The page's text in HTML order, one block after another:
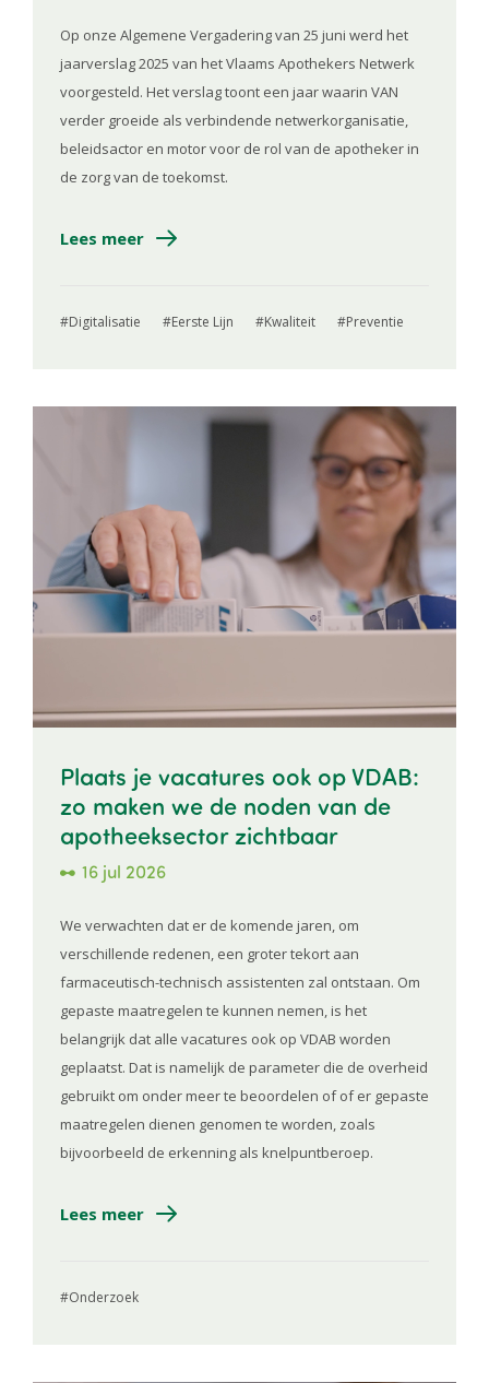
Op onze Algemene Vergadering van 25 juni werd het
jaarverslag 2025 van het Vlaams Apothekers Netwerk
voorgesteld. Het verslag toont een jaar waarin VAN
verder groeide als verbindende netwerkorganisatie,
beleidsactor en motor voor de rol van de apotheker in
de zorg van de toekomst.
Lees meer
Digitalisatie Eerste Lijn Kwaliteit Preventie
Plaats je vacatures ook op VDAB:
zo maken we de noden van de
apotheeksector zichtbaar
16 jul 2026
We verwachten dat er de komende jaren, om
verschillende redenen, een groter tekort aan
farmaceutisch-technisch assistenten zal ontstaan. Om
gepaste maatregelen te kunnen nemen, is het
belangrijk dat alle vacatures ook op VDAB worden
geplaatst. Dat is namelijk de parameter die de overheid
gebruikt om onder meer te beoordelen of of er gepaste
maatregelen dienen genomen te worden, zoals
bijvoorbeeld de erkenning als knelpuntberoep.
Lees meer
Onderzoek